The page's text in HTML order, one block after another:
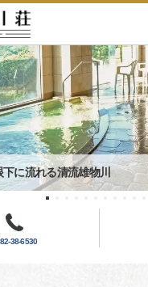
に流れる清流雄物川
38-6530